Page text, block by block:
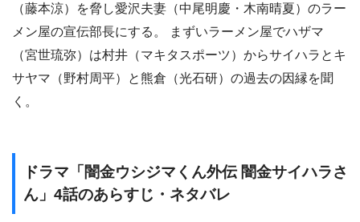
（藤本涼）を脅し愛沢夫妻（中尾明慶・木南晴夏）のラー
メン屋の宣伝部長にする。 まずいラーメン屋でハザマ
（宮世琉弥）は村井（マキタスポーツ）からサイハラとキ
サヤマ（野村周平）と熊倉（光石研）の過去の因縁を聞
く。
ドラマ「闇金ウシジマくん外伝 闇金サイハラさ
ん」4話のあらすじ・ネタバレ